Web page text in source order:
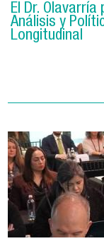
El Dr.
Análisis y
Longitudinal